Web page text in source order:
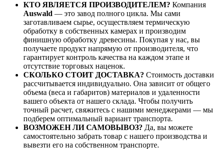
КТО ЯВЛЯЕТСЯ ПРОИЗВОДИТЕЛЕМ? Компания
Auswald — это завод полного цикла. Мы сами
заготавливаем сырье, осуществляем термическую
обработку в собственных камерах и производим
финишную обработку древесины. Покупая у нас, вы
получаете продукт напрямую от производителя, что
гарантирует контроль качества на каждом этапе и
отсутствие торговых наценок.
СКОЛЬКО СТОИТ ДОСТАВКА? Стоимость доставки
рассчитывается индивидуально. Она зависит от общего
объема (веса и габаритов) материалов и удаленности
вашего объекта от нашего склада. Чтобы получить
точный расчет, свяжитесь с нашими менеджерами — мы
подберем оптимальный вариант транспорта.
ВОЗМОЖЕН ЛИ САМОВЫВОЗ? Да, вы можете
самостоятельно забрать товар с нашего производства и
вывезти его на собственном транспорте.